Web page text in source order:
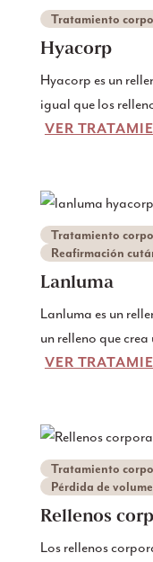
biofillers en Dr
también, dándole
duran.
Tratamiento
Hyacorp
Hyacorp es un
igual que los
proporciona un
VER
Tratamiento
Reafirmación
Lanluma
Lanluma es un
un relleno que
volumen natural.
vientre, los muslos,
VER
Tratamiento
Pérdida de
Rellenos
Los rellenos